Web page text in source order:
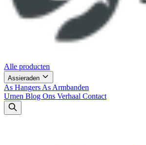
Alle producten
Assieraden
As Hangers As Armbanden
Urnen Blog Ons Verhaal Contact